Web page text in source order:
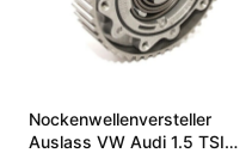
Nockenwellenversteller
Auslass VW Audi 1.5 TSI